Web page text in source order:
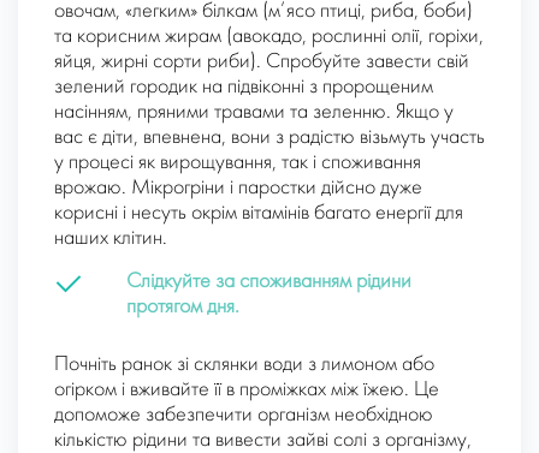
овочам, «легким» білкам (м’ясо птиці, риба, боби)
та корисним жирам (авокадо, рослинні олії, горіхи,
яйця, жирні сорти риби). Спробуйте завести свій
зелений городик на підвіконні з пророщеним
насінням, пряними травами та зеленню. Якщо у
вас є діти, впевнена, вони з радістю візьмуть участь
у процесі як вирощування, так і споживання
врожаю. Мікрогріни і паростки дійсно дуже
корисні і несуть окрім вітамінів багато енергії для
наших клітин.
Слідкуйте за споживанням рідини
протягом дня.
Почніть ранок зі склянки води з лимоном або
огірком і вживайте її в проміжках між їжею. Це
допоможе забезпечити організм необхідною
кількістю рідини та вивести зайві солі з організму,